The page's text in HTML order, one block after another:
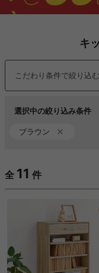
キ
こだわり条件で絞り込む
選択中の絞り込み条件
ブラウン
全 11 件